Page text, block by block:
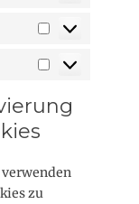
e
l
b
a
s
zu